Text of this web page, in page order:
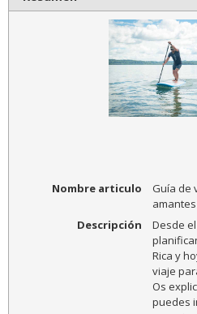
Nombre articulo
Guía de
Descripción
Desde
Rica y
viaje
Os
puedes